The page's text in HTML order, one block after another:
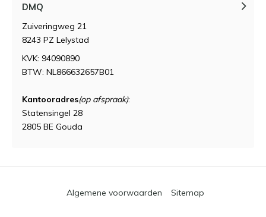
DMQ
Zuiveringweg 21
8243 PZ Lelystad
KVK: 94090890
BTW: NL866632657B01
Kantooradres(op afspraak):
Statensingel 28
2805 BE Gouda
Algemene voorwaarden Sitemap